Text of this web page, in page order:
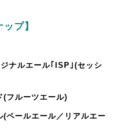
プ】
ナルエール｢ISP｣(セッシ
フルーツエール)
ールエール／リアルエー